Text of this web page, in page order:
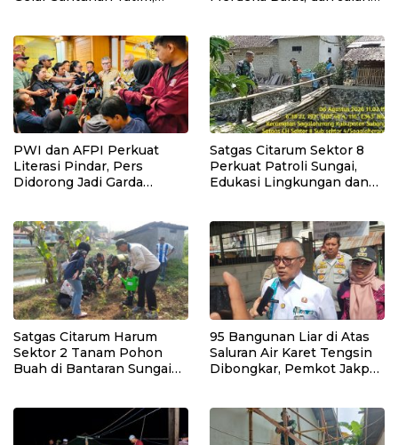
PWI dan AFPI Perkuat
Literasi Pindar, Pers
Didorong Jadi Garda
Satgas Citarum Sektor 8
Perkuat Patroli Sungai,
Edukasi Lingkungan dan
Satgas Citarum Harum
Sektor 2 Tanam Pohon
Buah di Bantaran Sungai
Lingkungan Sekaligus
Tingkatkan Manfaat
95 Bangunan Liar di Atas
Saluran Air Karet Tengsin
Dibongkar, Pemkot Jakpus